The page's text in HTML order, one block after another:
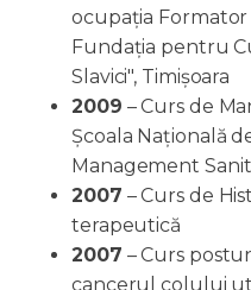
ocupația Formator
Fundația pentru
Slavici", Timișoara
2009 – Curs de
Școala Națională
Management
2007 – Curs de
terapeutică
2007 – Curs
cancerul colului